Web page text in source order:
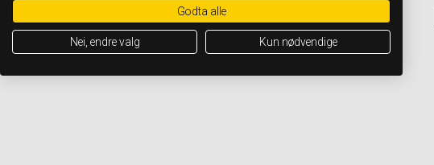
Godta alle
Nei, endre valg Kun nødvendige